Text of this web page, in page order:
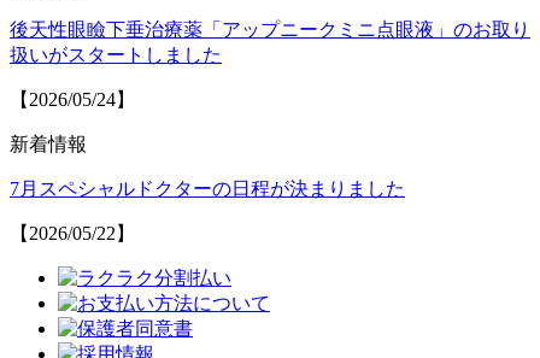
後天性眼瞼下垂治療薬「アップニークミニ点眼液」のお取り
扱いがスタートしました
【2026/05/24】
新着情報
7月スペシャルドクターの日程が決まりました
【2026/05/22】